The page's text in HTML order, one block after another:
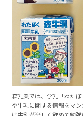
森乳業では、学乳「わた
や牛乳に関する情報をマ
は牛乳が楽しく飲めて勉強